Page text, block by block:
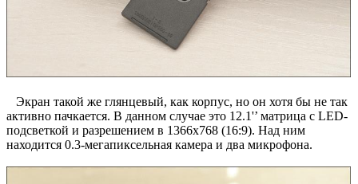
Экран такой же глянцевый, как корпус, но он хотя бы не так
активно пачкается. В данном случае это 12.1'’ матрица с LED-
подсветкой и разрешением в 1366х768 (16:9). Над ним
находится 0.3-мегапиксельная камера и два микрофона.